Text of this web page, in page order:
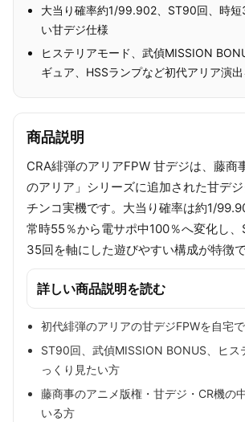
大当り確率約1/99.902、ST90回、時短
い甘デジ仕様
ヒステリアモード、武偵MISSION
ギュア、HSSランプなど初代アリア演
商品説明
CRA緋弾のアリアFPW 甘デジは、藤商
のアリア」シリーズに追加された甘デ
チンコ実機です。大当り確率は約1/
常時55％から電サポ中100％へ変化し
35回を軸にした遊びやすい構成が特徴で
詳しい商品説明を読む
初代緋弾のアリアの甘デジFPWを自宅
ST90回、武偵MISSION BONUS、ヒス
っくり見たい方
藤商事のアニメ版権・甘デジ・CR機の
いる方